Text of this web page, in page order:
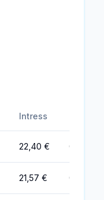
Intress
22,40 € 0,00 €
21,57 € 0,00 €